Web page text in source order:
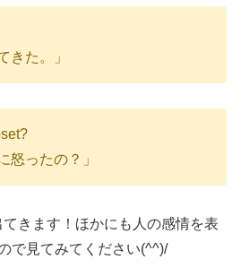
きた。」
怒ったの？」
てきます！ほかにも人の感情を表
で見てみてください(^^)/